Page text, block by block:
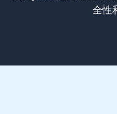
全性